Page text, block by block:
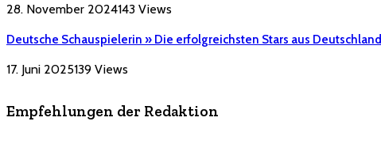
28. November 2024143 Views
Deutsche Schauspielerin » Die erfolgreichsten Stars aus Deutschland
17. Juni 2025139 Views
Empfehlungen der Redaktion